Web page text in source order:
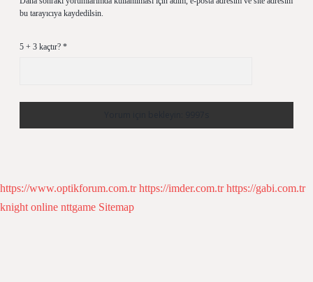
bu tarayıcıya kaydedilsin.
5 + 3 kaçtır? *
https://www.optikforum.com.tr https://imder.com.tr https://gabi.com.tr
knight online nttgame Sitemap